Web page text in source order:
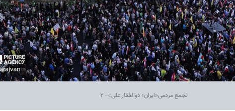
تجمع مردمی«ایران؛ ذوالفقار علی» - ۲